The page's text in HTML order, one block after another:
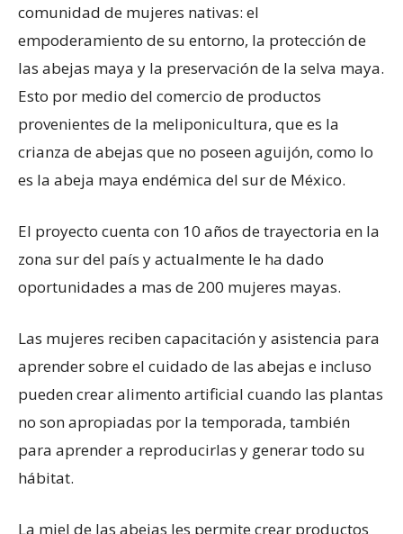
comunidad de mujeres nativas: el
empoderamiento de su entorno, la protección de
las abejas maya y la preservación de la selva maya.
Esto por medio del comercio de productos
provenientes de la meliponicultura, que es la
crianza de abejas que no poseen aguijón, como lo
es la abeja maya endémica del sur de México.
El proyecto cuenta con 10 años de trayectoria en la
zona sur del país y actualmente le ha dado
oportunidades a mas de 200 mujeres mayas.
Las mujeres reciben capacitación y asistencia para
aprender sobre el cuidado de las abejas e incluso
pueden crear alimento artificial cuando las plantas
no son apropiadas por la temporada, también
para aprender a reproducirlas y generar todo su
hábitat.
La miel de las abejas les permite crear productos